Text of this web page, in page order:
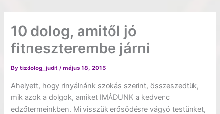
10 dolog, amitől jó
fitneszterembe járni
Bytizdolog_judit/május 18, 2015
Ahelyett, hogy rinyálnánk szokás szerint, összeszedtük,
mik azok a dolgok, amiket IMÁDUNK a kedvenc
edzőtermeinkben. Mi visszük erősödésre vágyó testünket,